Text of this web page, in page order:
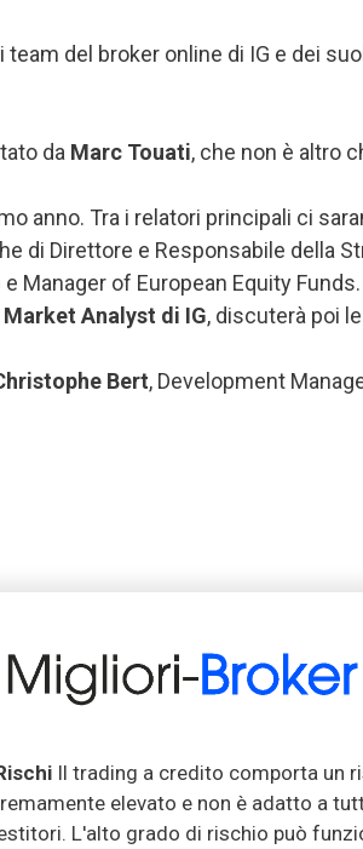
del broker online di IG e dei
da Marc Touati, che non è altro
anno. Tra i relatori principali ci
di Direttore e Responsabile della
Manager of European Equity Funds.
Analyst di IG, discuterà poi
Bert, Development
Il trading a credito comporta un
elevato e non è adatto a
L'alto grado di rischio può